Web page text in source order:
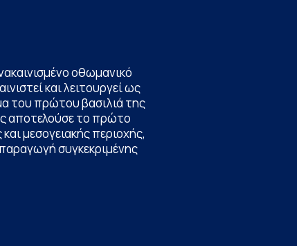
οθωμανικό
και λειτουργεί ως
του πρώτου βασιλιά της
αποτελούσε το πρώτο
μεσογειακής περιοχής,
συγκεκριμένης